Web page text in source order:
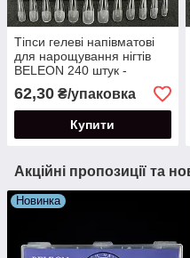
Тіпси гелеві напівматові
для нарощування нігтів
BELEON 240 штук -
(Балерина) S-7
62,30 ₴/упаковка
Купити
Акційні пропозиції та
Новинка